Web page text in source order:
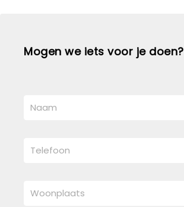
Mogen we iets voor je doen?